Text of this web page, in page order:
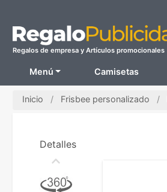
Regalos de empresa y Artículos promocionales
Menú Camisetas
Inicio Frisbee personalizado
Detalles